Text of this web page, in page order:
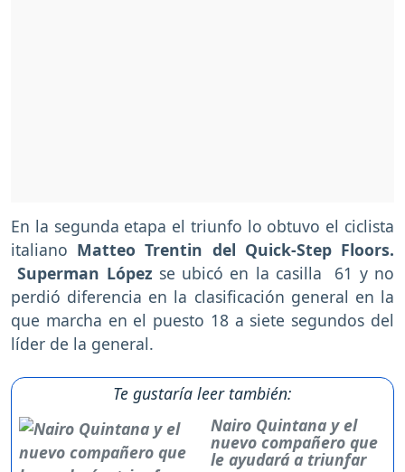
En la segunda etapa el triunfo lo obtuvo el ciclista
italiano Matteo Trentin del Quick-Step Floors.
Superman López se ubicó en la casilla 61 y no
perdió diferencia en la clasificación general en la
que marcha en el puesto 18 a siete segundos del
líder de la general.
Te gustaría leer también:
Nairo Quintana y el
nuevo compañero que
le ayudará a triunfar